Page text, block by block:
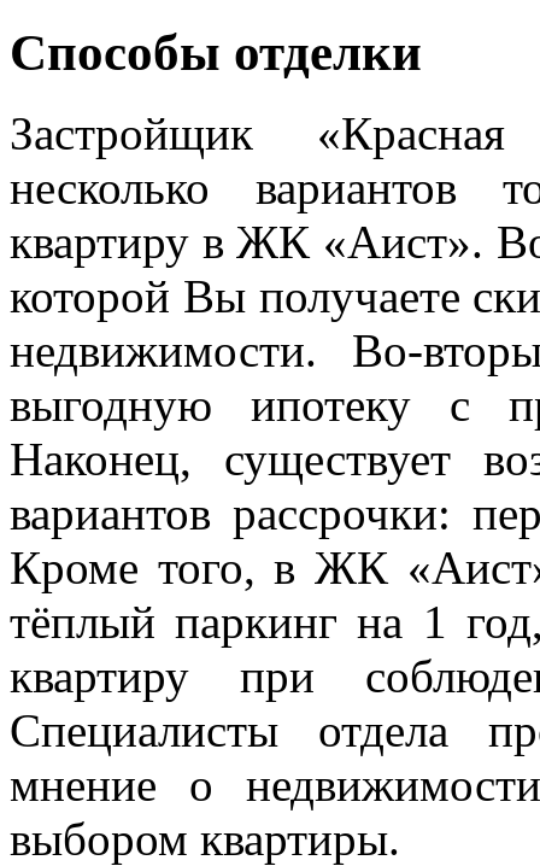
Способы отделки
Застройщик
несколько вариантов
квартиру в ЖК «Аист».
которой Вы получаете
недвижимости. Во-
выгодную ипотеку с
Наконец, существует
вариантов рассрочки:
Кроме того, в ЖК
тёплый паркинг на 1
квартиру при
Специалисты отдела
мнение о
выбором квартиры.